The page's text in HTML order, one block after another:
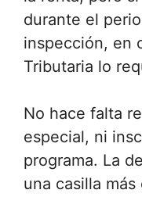
durante el
inspección, en
Tributaria lo
No hace falta
especial, ni
programa. La
una casilla